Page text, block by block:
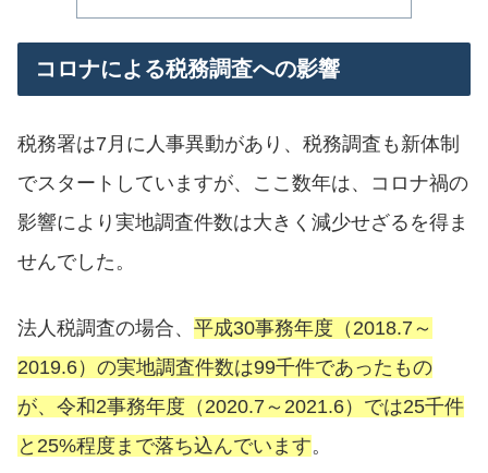
コロナによる税務調査への影響
税務署は7月に人事異動があり、税務調査も新体制
でスタートしていますが、ここ数年は、コロナ禍の
影響により実地調査件数は大きく減少せざるを得ま
せんでした。
法人税調査の場合、 平成30事務年度（2018.7～
2019.6）の実地調査件数は99千件であったもの
が、令和2事務年度（2020.7～2021.6）では25千件
と25%程度まで落ち込んでいます。